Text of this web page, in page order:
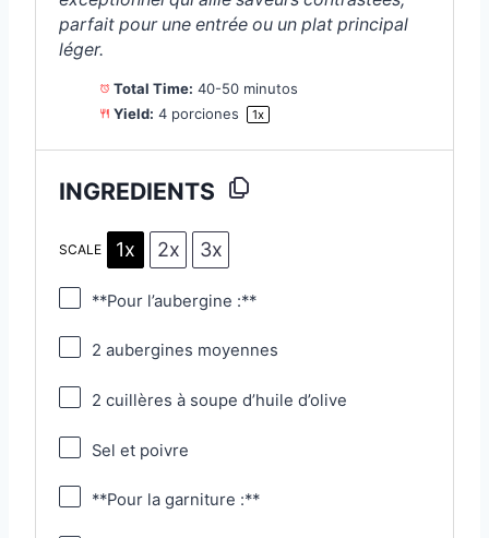
parfait pour une entrée ou un plat principal
léger.
Total Time: 40-50 minutos
Yield: 4porciones 1x
INGREDIENTS
SCALE 1x 2x 3x
**Pour l’aubergine :**
2 aubergines moyennes
2 cuillères à soupe d’huile d’olive
Sel et poivre
**Pour la garniture :**